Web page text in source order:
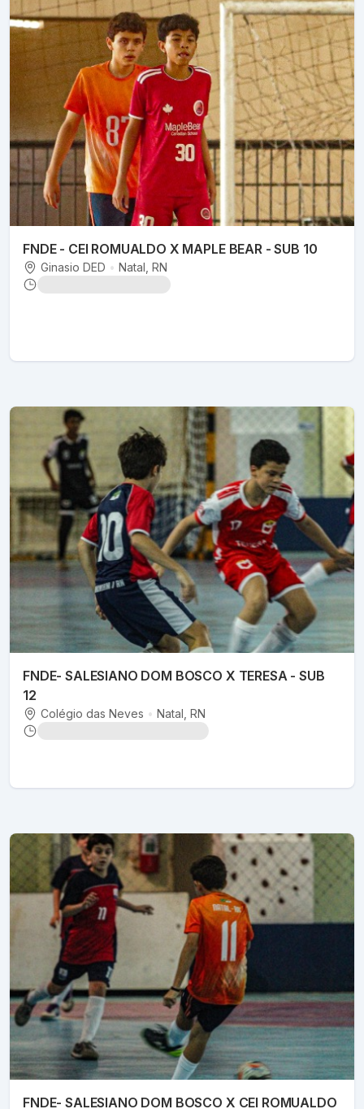
FNDE - CEI ROMUALDO X MAPLE BEAR - SUB 10
Ginasio DED • Natal , RN
FNDE- SALESIANO DOM BOSCO X TERESA - SUB
12
Colégio das Neves • Natal , RN
FNDE- SALESIANO DOM BOSCO X CEI ROMUALDO